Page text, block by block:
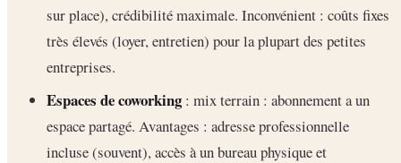
sur place), crédibilité maximale. Inconvénient : coûts fixes
très élevés (loyer, entretien) pour la plupart des petites
entreprises.
Espaces de coworking : mix terrain : abonnement a un
espace partagé. Avantages : adresse professionnelle
incluse (souvent), accès à un bureau physique et